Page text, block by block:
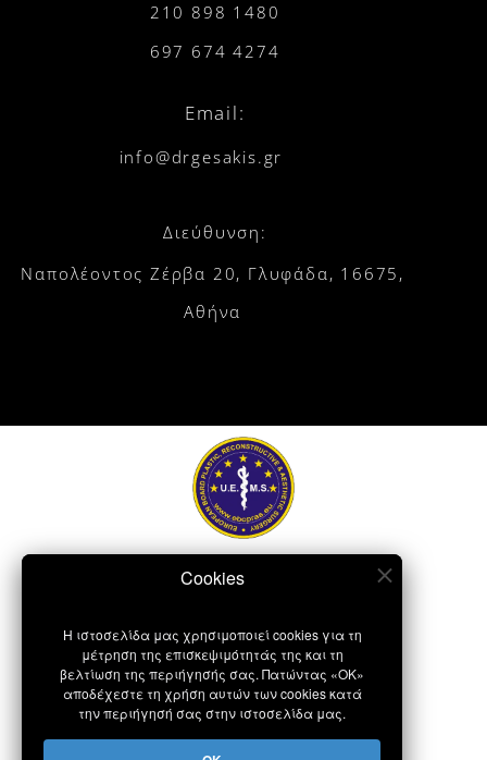
210 898 1480
697 674 4274
Email:
info@drgesakis.gr
Διεύθυνση:
Ναπολέοντος Ζέρβα 20, Γλυφάδα, 16675,
Αθήνα
Η ιστοσελίδα μας χρησιμοποιεί cookies για τη
μέτρηση της επισκεψιμότητάς της και τη
βελτίωση της περιήγησής σας. Πατώντας «OK»
αποδέχεστε τη χρήση αυτών των cookies κατά
την περιήγησή σας στην ιστοσελίδα μας.